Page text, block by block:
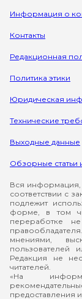
Информация о
Контакты
Редакционная
Политика этики
Юридическая
Технические
Выходные данные
Обзорные статьи
Вся информация,
соответствии с
подлежит
форме, в том
переработке
мнениями,
пользователей
Редакция не
читателей.
«На
предоставления